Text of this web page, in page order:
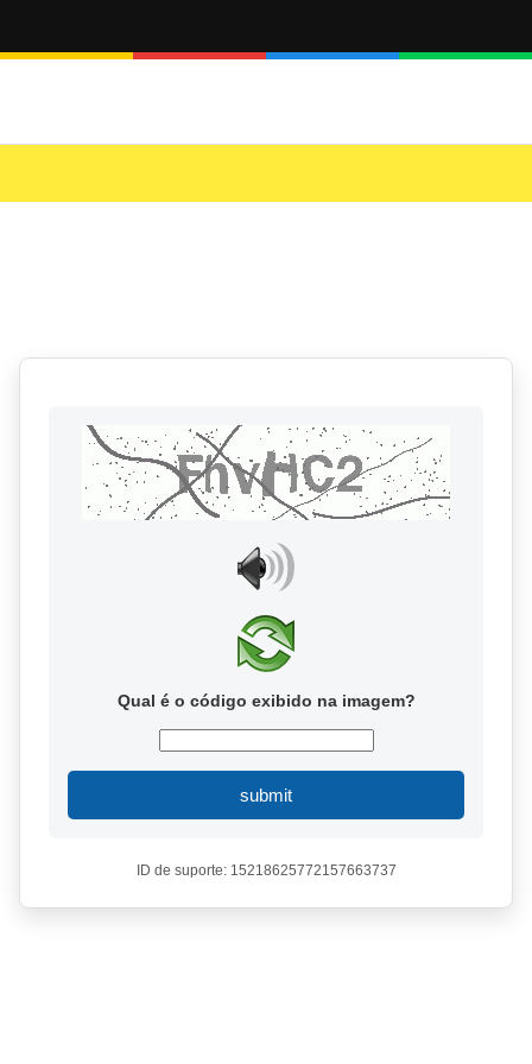
Qual é o código exibido na imagem?
submit
ID de suporte: 15218625772157663737